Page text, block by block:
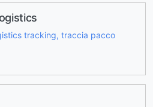
tracking, traccia pacco